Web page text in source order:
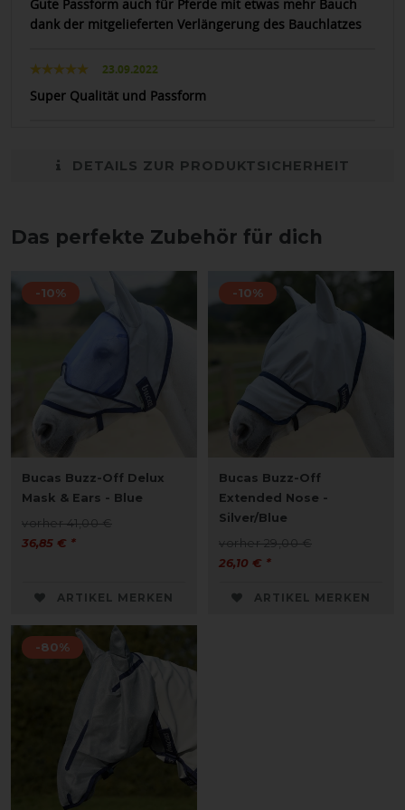
Gute Passform auch für Pferde mit etwas mehr Bauch
dank der mitgelieferten Verlängerung des Bauchlatzes
23.09.2022
Super Qualität und Passform
DETAILS ZUR PRODUKTSICHERHEIT
Das perfekte Zubehör für dich
-10%
Bucas Buzz-Off Delux
Mask & Ears - Blue
vorher 41,00 €
36,85 € *
ARTIKEL MERKEN
-10%
Bucas Buzz-Off
Extended Nose -
Silver/Blue
vorher 29,00 €
26,10 € *
ARTIKEL MERKEN
-80%